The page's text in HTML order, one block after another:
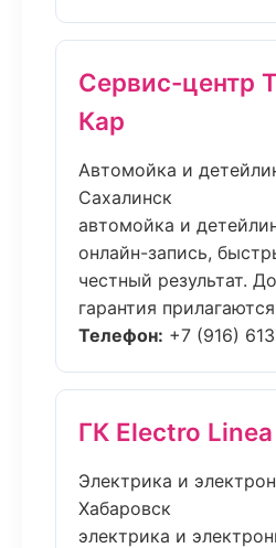
Сервис-центр
Кар
Автомойка и
Сахалинск
автомойка и
онлайн-запись,
честный результат.
гарантия
Телефон: +7 (916)
ГК Electro Linea
Электрика и
Хабаровск
электрика и